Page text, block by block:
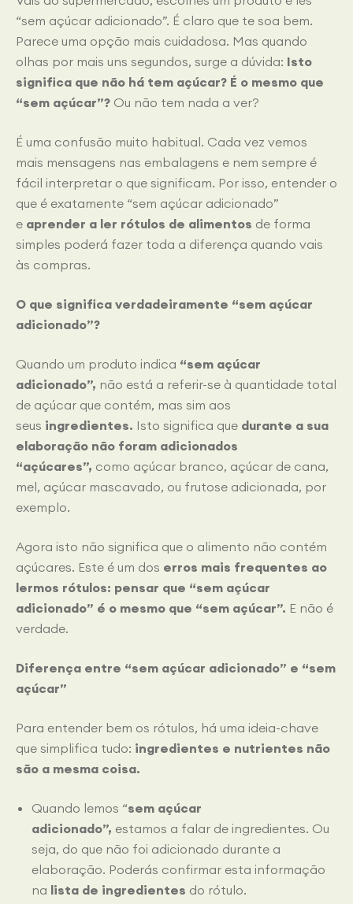
“sem açúcar adicionado”. É claro que te soa bem.
Parece uma opção mais cuidadosa. Mas quando
olhas por mais uns segundos, surge a dúvida: Isto
significa que não há tem açúcar? É o mesmo que
“sem açúcar”? Ou não tem nada a ver?
É uma confusão muito habitual. Cada vez vemos
mais mensagens nas embalagens e nem sempre é
fácil interpretar o que significam. Por isso, entender o
que é exatamente “sem açúcar adicionado”
e aprender a ler rótulos de alimentos de forma
simples poderá fazer toda a diferença quando vais
às compras.
O que significa verdadeiramente “sem açúcar
adicionado”?
Quando um produto indica “sem açúcar
adicionado”, não está a referir-se à quantidade total
de açúcar que contém, mas sim aos
seus ingredientes. Isto significa que durante a sua
elaboração não foram adicionados
“açúcares”, como açúcar branco, açúcar de cana,
mel, açúcar mascavado, ou frutose adicionada, por
exemplo.
Agora isto não significa que o alimento não contém
açúcares. Este é um dos erros mais frequentes ao
lermos rótulos: pensar que “sem açúcar
adicionado” é o mesmo que “sem açúcar”. E não é
verdade.
Diferença entre “sem açúcar adicionado” e “sem
açúcar”
Para entender bem os rótulos, há uma ideia-chave
que simplifica tudo: ingredientes e nutrientes não
são a mesma coisa.
Quando lemos “sem açúcar
adicionado”, estamos a falar de ingredientes. Ou
seja, do que não foi adicionado durante a
elaboração. Poderás confirmar esta informação
na lista de ingredientes do rótulo.